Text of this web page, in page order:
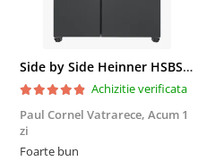
Side by Side Heinner HSBS-HM439NFINVDGWDE++, Total No Frost, Compresor Inverter, Dozator Apa, Display Touch LED, 439 L, Clasa E, Gri Antracit Texturat
Achizitie verificata
Paul Cornel Vatrarece, Acum 1
zi
Foarte bun